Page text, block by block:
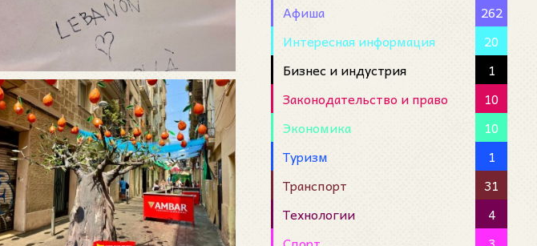
Афиша
262
Интересная информация
20
Бизнес и индустрия
1
Законодательство и право
10
Экономика
10
Туризм
1
Транспорт
31
Технологии
4